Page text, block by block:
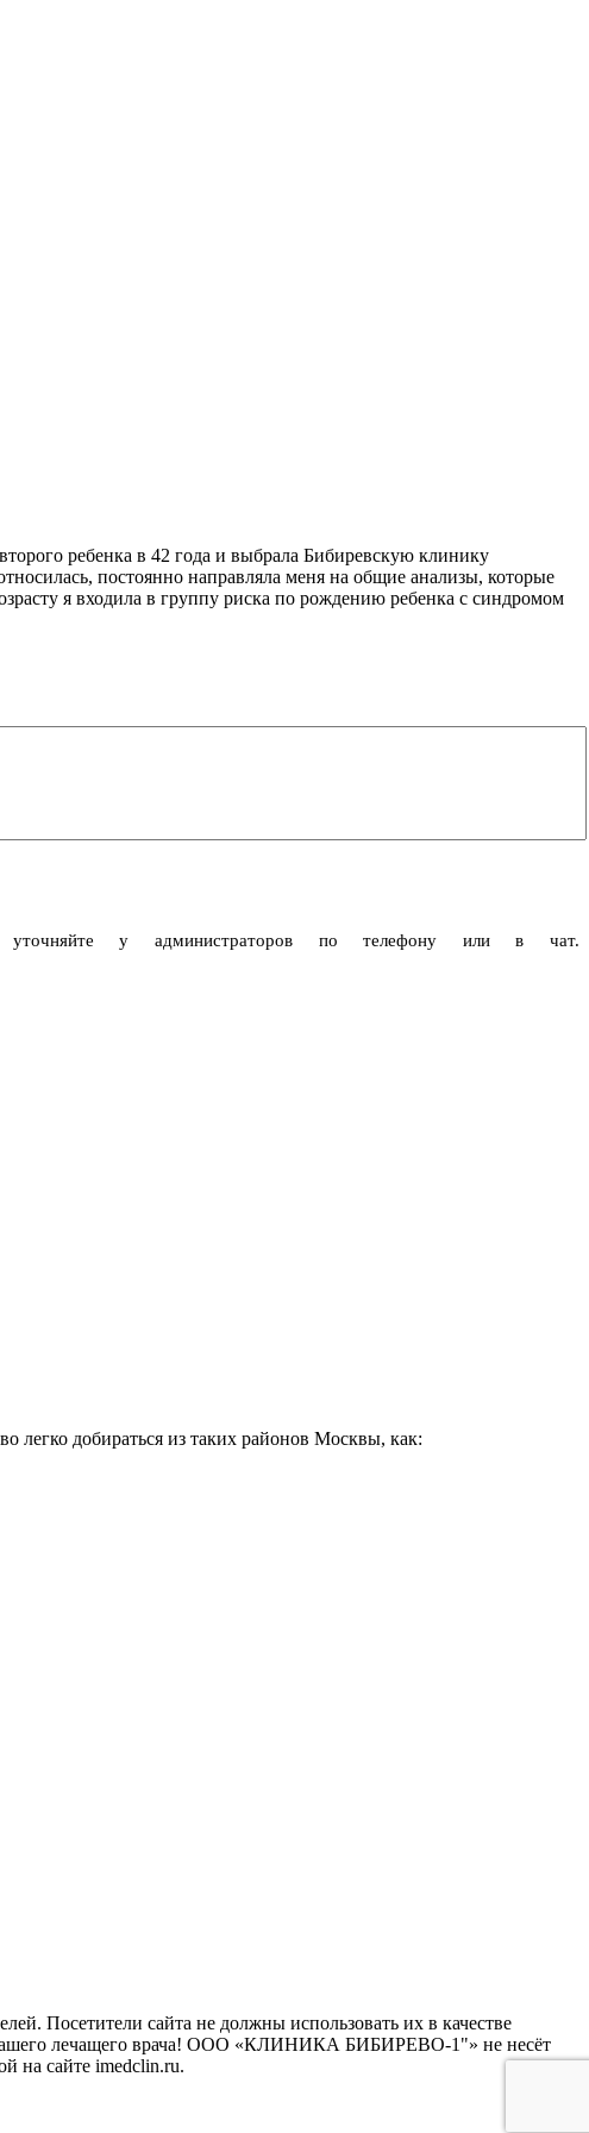
ребенка в 42 года и выбрала Бибиревскую клинику
постоянно направляла меня на общие анализы, которые
я входила в группу риска по рождению ребенка с синдромом
уточняйте у администраторов по телефону или в чат.
добираться из таких районов Москвы, как:
Посетители сайта не должны использовать их в качестве
вашего лечащего врача! ООО «КЛИНИКА БИБИРЕВО-1"» не несёт
на сайте imedclin.ru.